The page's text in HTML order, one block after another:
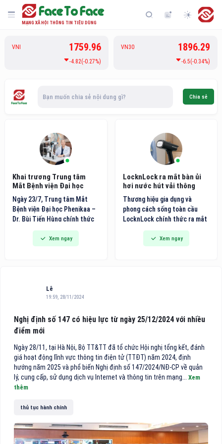
MẠNG XÃ HỘI THÔNG TIN TIÊU DÙNG
VNI 1759.96
-4.82(-0.27%)
VN30 1896.29
-6.5(-0.34%)
Bạn muốn chia sẻ nội dung gì? Chia sẻ
Khai trương Trung tâm
Mắt Bệnh viện Đại học
Phenikaa
Ngày 23/7, Trung tâm Mắt
Bệnh viện Đại học Phenikaa –
Dr. Bùi Tiến Hùng chính thức
đi vào hoạt động, đánh dấu
bước phát triển quan trọng
trong chiến lược hoàn thiện hệ
địa chỉ khám, điều trị và phẫu
thuật mắt chất lượng cao
chuyên sâu.
Xem ngay
LocknLock ra mắt bàn ủi
hơi nước hút vải thông
minh thế hệ mới
Thương hiệu gia dụng và
phong cách sống toàn cầu
LocknLock chính thức ra mắt
dòng bàn ủi hơi nước cầm tay
thế hệ mới tích hợp công nghệ
hút vải thông minh, hướng đến
Xem ngay
Lê
19:59, 28/11/2024
Nghị định số 147 có hiệu lực từ ngày 25/12/2024 với nhiều
điểm mới
Ngày 28/11, tại Hà Nội, Bộ TT&TT đã tổ chức Hội nghị tổng kết, đánh
giá hoạt động lĩnh vực thông tin điện tử (TTĐT) năm 2024, định
hướng năm 2025 và phổ biến Nghị định số 147/2024/NĐ-CP về quản
lý, cung cấp, sử dụng dịch vụ Internet và thông tin trên mạng... Xem
thêm
thủ tục hành chính